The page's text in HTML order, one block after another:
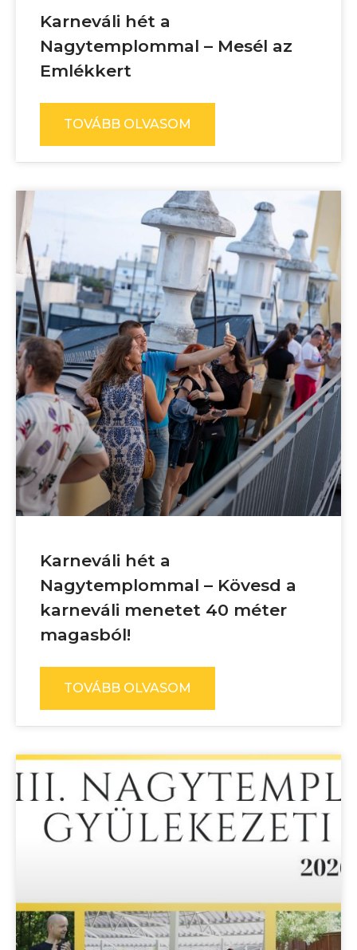
Karneváli hét a
Nagytemplommal – Mesél az
Emlékkert
TOVÁBB OLVASOM
Karneváli hét a
Nagytemplommal – Kövesd a
karneváli menetet 40 méter
magasból!
TOVÁBB OLVASOM